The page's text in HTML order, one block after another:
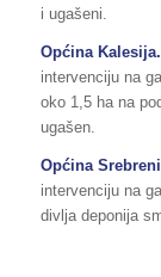
i ugašeni.
Općina Kalesija.
intervenciju na
oko 1,5 ha na
ugašen.
Općina
intervenciju na
divlja deponija